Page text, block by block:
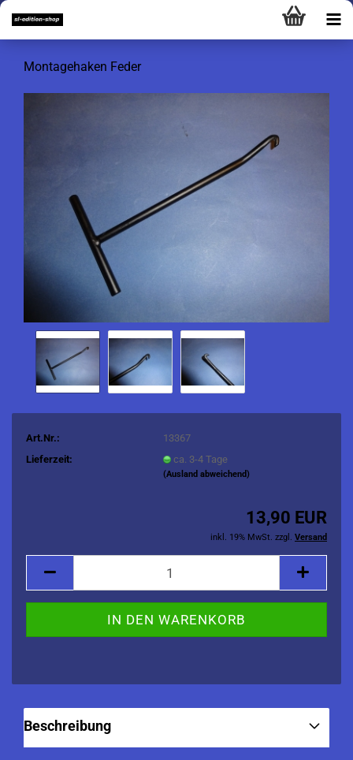
Montagehaken Feder
Art.Nr.:
13367
Lieferzeit:
ca. 3-4 Tage
(Ausland abweichend)
13,90 EUR
inkl. 19% MwSt. zzgl. Versand
Beschreibung